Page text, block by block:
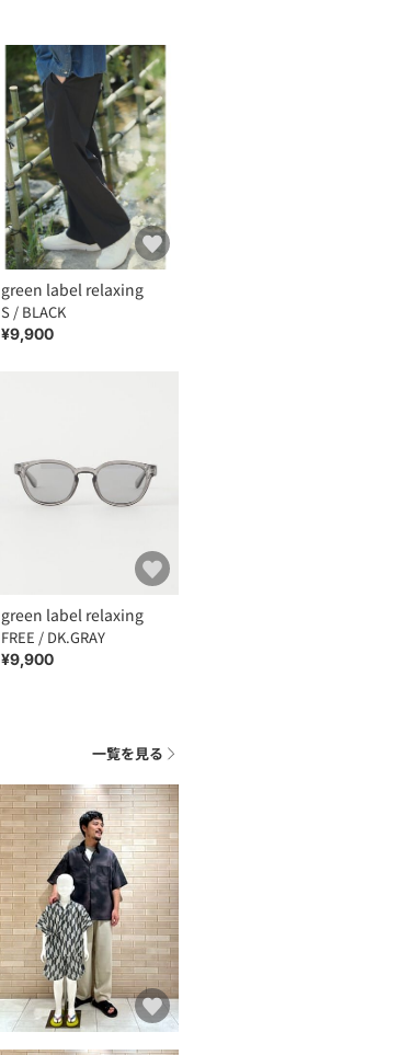
green label relaxing
S / BLACK
¥9,900
green label relaxing
FREE / DK.GRAY
¥9,900
一覧を見る